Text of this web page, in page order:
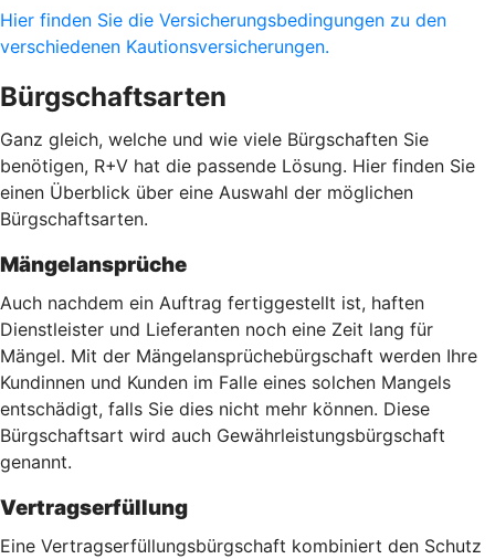
Hier finden Sie die Versicherungsbedingungen zu den
verschiedenen Kautionsversicherungen.
Bürgschaftsarten
Ganz gleich, welche und wie viele Bürgschaften Sie
benötigen, R+V hat die passende Lösung. Hier finden Sie
einen Überblick über eine Auswahl der möglichen
Bürgschaftsarten.
Mängelansprüche
Auch nachdem ein Auftrag fertiggestellt ist, haften
Dienstleister und Lieferanten noch eine Zeit lang für
Mängel. Mit der Mängelansprüchebürgschaft werden Ihre
Kundinnen und Kunden im Falle eines solchen Mangels
entschädigt, falls Sie dies nicht mehr können. Diese
Bürgschaftsart wird auch Gewährleistungsbürgschaft
genannt.
Vertragserfüllung
Eine Vertragserfüllungsbürgschaft kombiniert den Schutz